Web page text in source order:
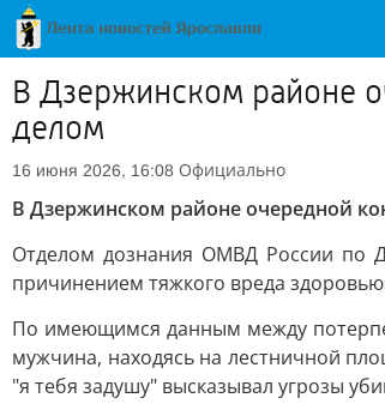
В Дзержинском районе
делом
16 июня 2026, 16:08 Официально
В Дзержинском районе очередной
Отделом дознания ОМВД России по
причинением тяжкого вреда
По имеющимся данным между
мужчина, находясь на лестничной
"я тебя задушу" высказывал угрозы